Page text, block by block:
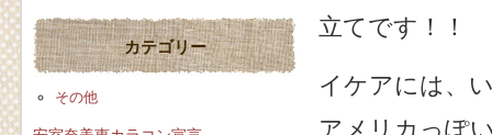
立てです！！
イケアには、
アメリカっぽ
カテゴリー
その他